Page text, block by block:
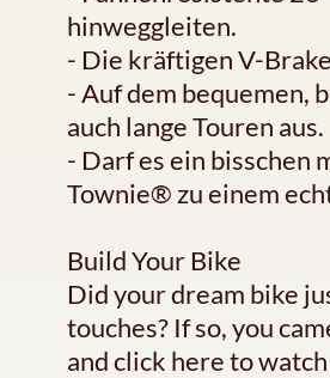
hinweggleiten.
- Die kräftigen V-
- Auf dem bequemen,
auch lange Touren aus.
- Darf es ein bisschen
Townie® zu einem
Build Your Bike
Did your dream bike
touches? If so, you
and click here to